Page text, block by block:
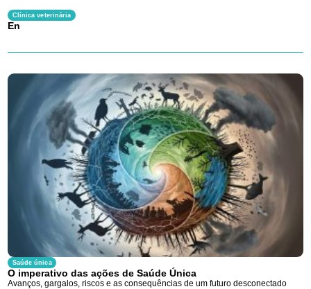
Clínica veterinária
En
Saúde única
O imperativo das ações de Saúde Única
Avanços, gargalos, riscos e as consequências de um futuro desconectado